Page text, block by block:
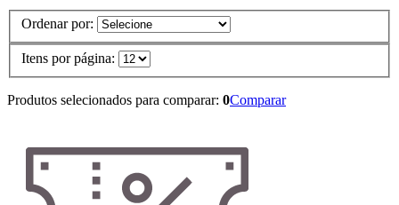
Ordenar por:
Itens por página:
Produtos selecionados para comparar: 0Comparar